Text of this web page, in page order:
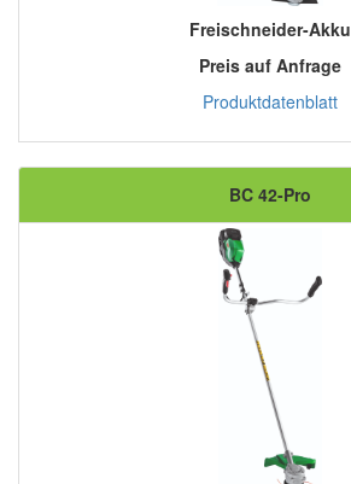
Freischneider-Akku
Preis auf Anfrage
Produktdatenblatt
BC 42-Pro